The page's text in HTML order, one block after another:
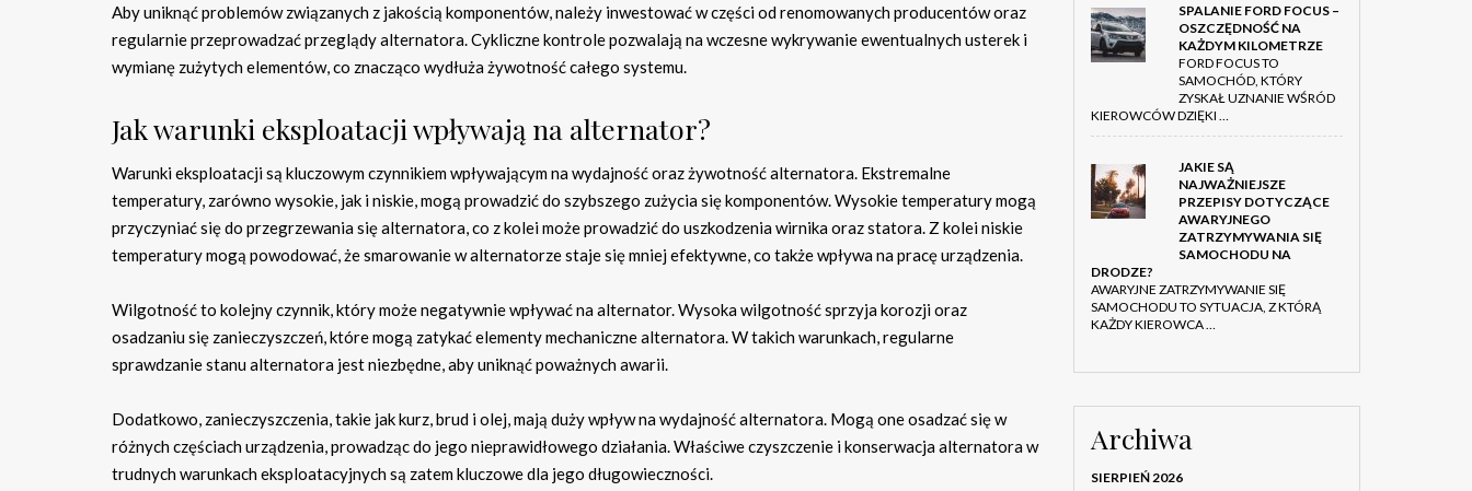
Aby uniknąć problemów związanych z jakością komponentów, należy inwestować w części od renomowanych producentów oraz
regularnie przeprowadzać przeglądy alternatora. Cykliczne kontrole pozwalają na wczesne wykrywanie ewentualnych usterek i
wymianę zużytych elementów, co znacząco wydłuża żywotność całego systemu.
Jak warunki eksploatacji wpływają na alternator?
Warunki eksploatacji są kluczowym czynnikiem wpływającym na wydajność oraz żywotność alternatora. Ekstremalne
temperatury, zarówno wysokie, jak i niskie, mogą prowadzić do szybszego zużycia się komponentów. Wysokie temperatury mogą
przyczyniać się do przegrzewania się alternatora, co z kolei może prowadzić do uszkodzenia wirnika oraz statora. Z kolei niskie
temperatury mogą powodować, że smarowanie w alternatorze staje się mniej efektywne, co także wpływa na pracę urządzenia.
Wilgotność to kolejny czynnik, który może negatywnie wpływać na alternator. Wysoka wilgotność sprzyja korozji oraz
osadzaniu się zanieczyszczeń, które mogą zatykać elementy mechaniczne alternatora. W takich warunkach, regularne
sprawdzanie stanu alternatora jest niezbędne, aby uniknąć poważnych awarii.
Dodatkowo, zanieczyszczenia, takie jak kurz, brud i olej, mają duży wpływ na wydajność alternatora. Mogą one osadzać się w
różnych częściach urządzenia, prowadząc do jego nieprawidłowego działania. Właściwe czyszczenie i konserwacja alternatora w
trudnych warunkach eksploatacyjnych są zatem kluczowe dla jego długowieczności.
SPALANIE FORD FOCUS –
OSZCZĘDNOŚĆ NA
KAŻDYM KILOMETRZE
FORD FOCUS TO
SAMOCHÓD, KTÓRY
ZYSKAŁ UZNANIE WŚRÓD
KIEROWCÓW DZIĘKI …
JAKIE SĄ
NAJWAŻNIEJSZE
PRZEPISY DOTYCZĄCE
AWARYJNEGO
ZATRZYMYWANIA SIĘ
SAMOCHODU NA
DRODZE?
AWARYJNE ZATRZYMYWANIE SIĘ
SAMOCHODU TO SYTUACJA, Z KTÓRĄ
KAŻDY KIEROWCA …
Archiwa
SIERPIEŃ 2026